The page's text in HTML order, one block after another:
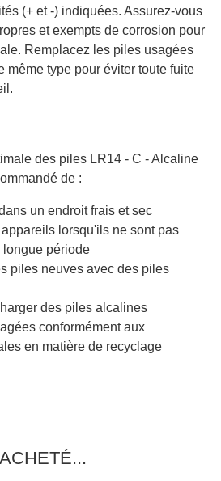
(+ et -) indiquées. Assurez-vous
et exempts de corrosion pour
Remplacez les piles usagées
même type pour éviter toute fuite
des piles LR14 - C - Alcaline
de :
un endroit frais et sec
lorsqu'ils ne sont pas
période
piles neuves avec des piles
des piles alcalines
conformément aux
en matière de recyclage